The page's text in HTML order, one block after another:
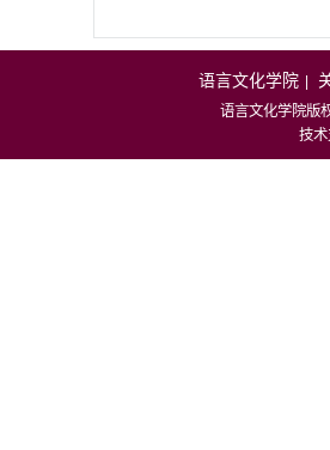
语言文化学院
语言文化学院版
技